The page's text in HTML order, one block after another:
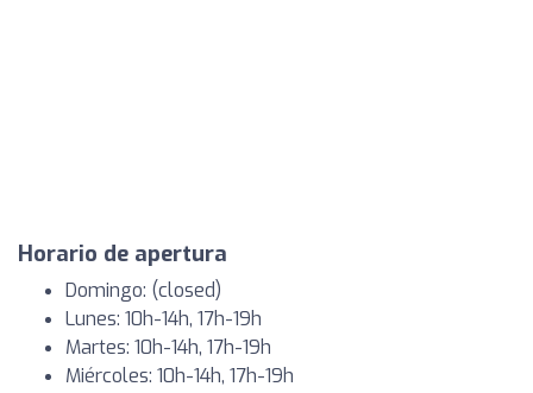
Horario de apertura
Domingo: (closed)
Lunes: 10h-14h, 17h-19h
Martes: 10h-14h, 17h-19h
Miércoles: 10h-14h, 17h-19h